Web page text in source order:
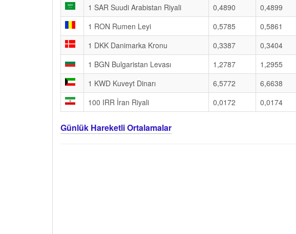
1 SAR Suudi Arabistan Riyali
0,4890 0,4899
1 RON Rumen Leyi
0,5785 0,5861
1 DKK Danimarka Kronu
0,3387 0,3404
1 BGN Bulgaristan Levası
1,2787 1,2955
1 KWD Kuveyt Dinarı
6,5772 6,6638
100 IRR İran Riyali
0,0172 0,0174
Günlük Hareketli Ortalamalar